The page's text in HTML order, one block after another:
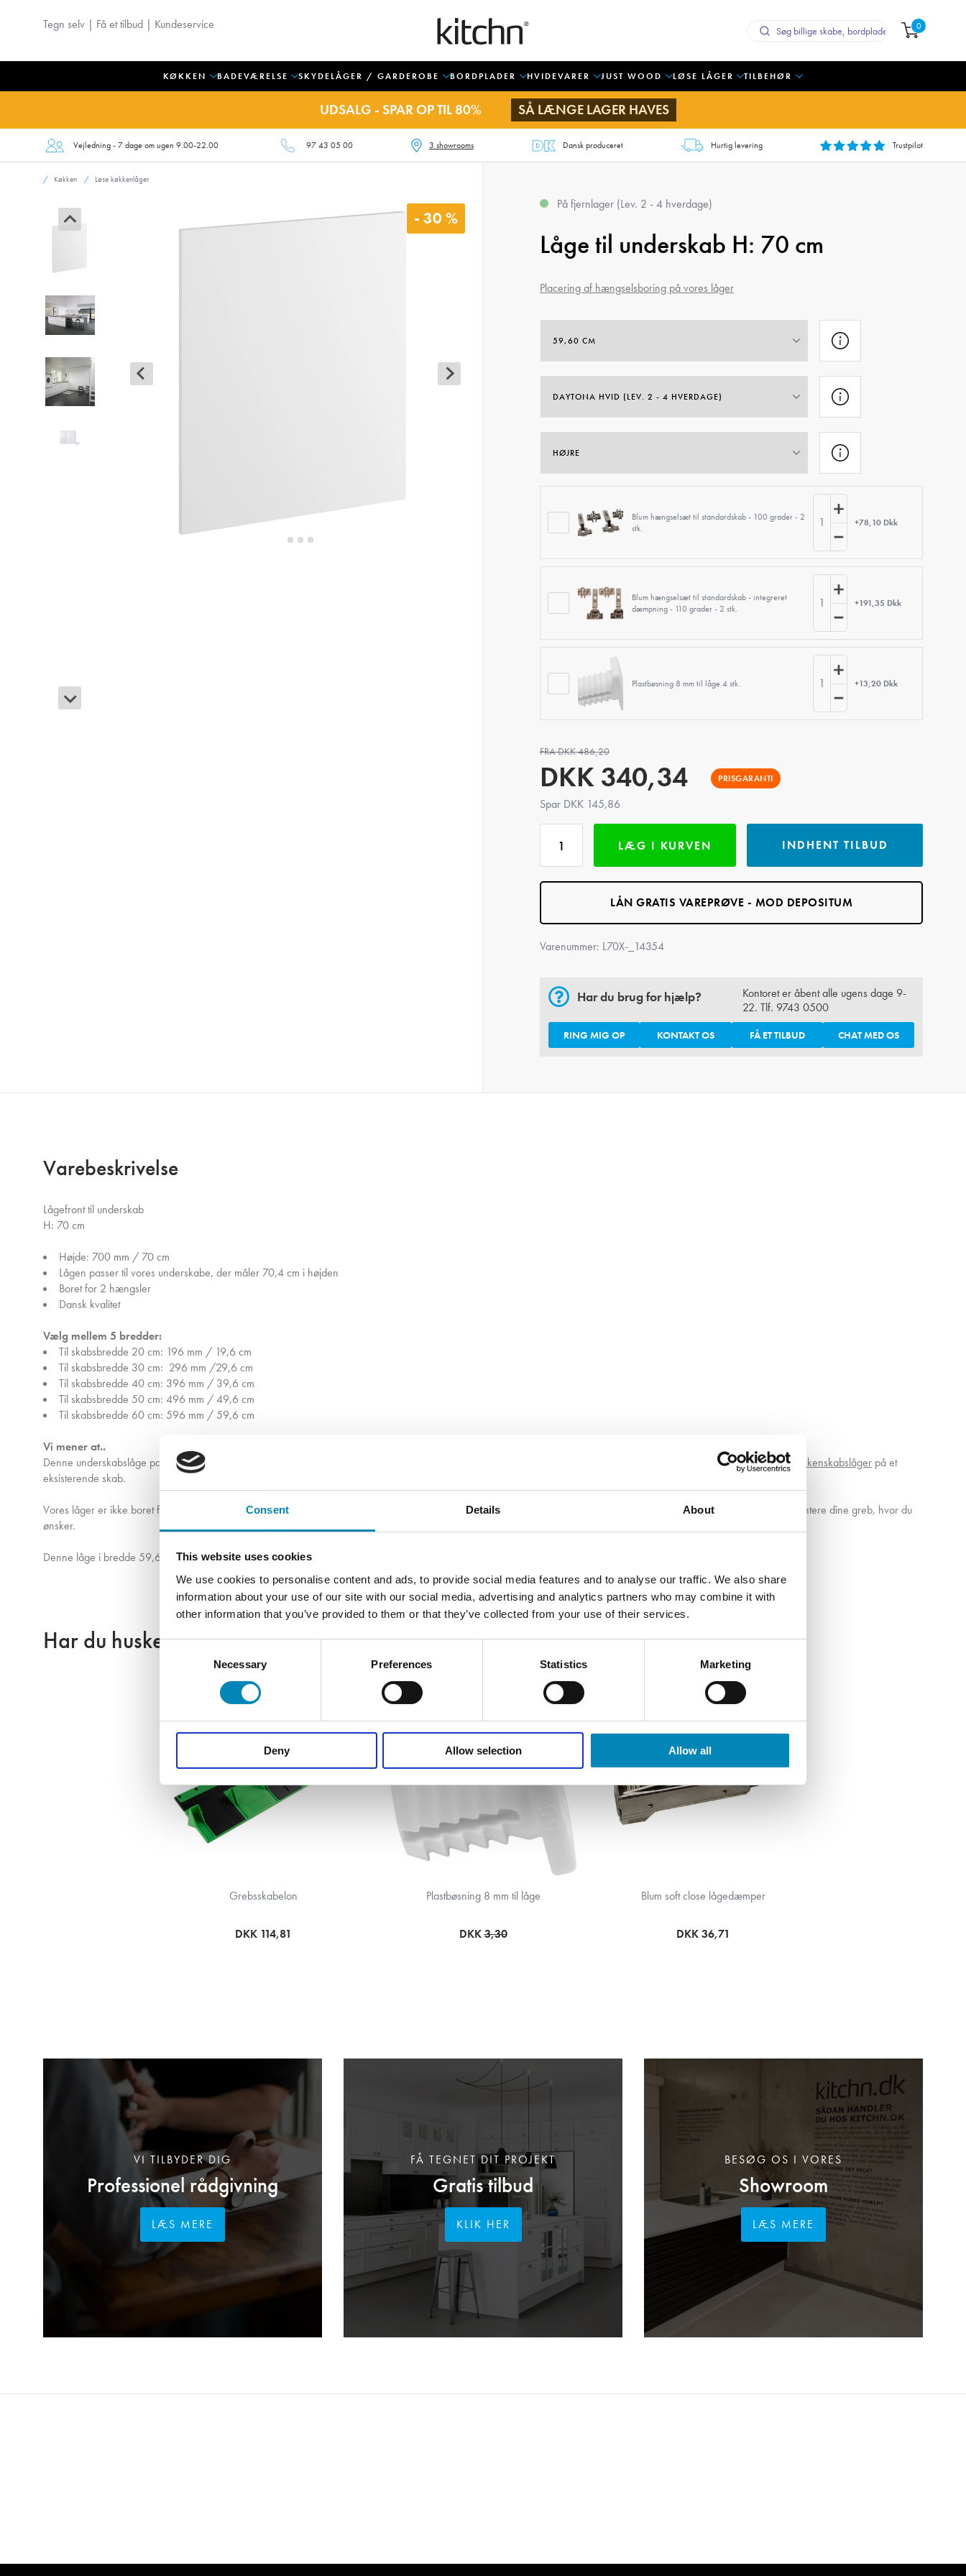
Consent Details About
This website uses cookies
We use cookies to personalise content and ads, to provide social media features and to analyse our traffic. We also share
information about your use of our site with our social media, advertising and analytics partners who may combine it with
other information that you’ve provided to them or that they’ve collected from your use of their services.
Consent
Necessary Preferences Statistics Marketing
Deny Allow selection Allow all
Tegn selv | Få et tilbud | Kundeservice 0
KØKKEN BADEVÆRELSE SKYDELÅGER / GARDEROBE BORDPLADER HVIDEVARER JUST WOOD LØSE LÅGER TILBEHØR
UDSALG - SPAR OP TIL 80% SÅ LÆNGE LAGER HAVES
Vejledning - 7 dage om ugen 9.00-22.00 97 43 05 00 3 showrooms Dansk produceret Hurtig levering Trustpilot
Køkken Løse køkkenlåger
- 30 %
På fjernlager (Lev. 2 - 4 hverdage)
Låge til underskab H: 70 cm
Placering af hængselsboring på vores låger
Blum hængselsæt til standardskab - 100 grader - 2
stk.
1 +78,10 Dkk
Blum hængselsæt til standardskab - integreret
dæmpning - 110 grader - 2 stk.
1 +191,35 Dkk
Plastbøsning 8 mm til låge 4 stk. 1 +13,20 Dkk
FRA DKK 486,20
DKK 340,34
Spar DKK 145,86
PRISGARANTI
LÆG I KURVEN INDHENT TILBUD
LÅN GRATIS VAREPRØVE - MOD DEPOSITUM
Varenummer: L70X-_14354
Har du brug for hjælp?
Kontoret er åbent alle ugens dage 9-
22. Tlf. 9743 0500
RING MIG OP KONTAKT OS FÅ ET TILBUD CHAT MED OS
Varebeskrivelse
Lågefront til underskab
H: 70 cm
Højde: 700 mm / 70 cm
Lågen passer til vores underskabe, der måler 70,4 cm i højden
Boret for 2 hængsler
Dansk kvalitet
Vælg mellem 5 bredder:
Til skabsbredde 20 cm: 196 mm / 19,6 cm
Til skabsbredde 30 cm: 296 mm /29,6 cm
Til skabsbredde 40 cm: 396 mm / 39,6 cm
Til skabsbredde 50 cm: 496 mm / 49,6 cm
Til skabsbredde 60 cm: 596 mm / 59,6 cm
Vi mener at..
Denne underskabslåge passer til vores underskabe, som har mål, der er gængse i køkkenbranchen. Det er dog vigtigt, at du altid selv måler efter, hvis du skal havenye køkkenskabslåger på et
eksisterende skab.
Vores låger er ikke boret for greb fra fabrikken. Hvis du ønsker greb på din låge, kan vores boreskabelon til greb være dig til en stor hjælp. Den gør det hurtigt og nemt montere dine greb, hvor du
ønsker.
Denne låge i bredde 59,6 cm er også den, der i daglige tale kaldes 70x60 cm låge. Det er måske den mest gængse køkkenlåge overhovedet.
Har du husket?
Grebsskabelon
DKK 114,81
Plastbøsning 8 mm til låge
DKK3,30
Blum soft close lågedæmper
DKK 36,71
Professionel rådgivning
VI TILBYDER DIG
LÆS MERE
Gratis tilbud
FÅ TEGNET DIT PROJEKT
KLIK HER
Showroom
BESØG OS I VORES
LÆS MERE